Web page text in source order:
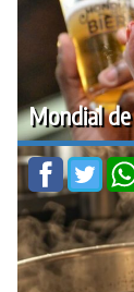
Mondial